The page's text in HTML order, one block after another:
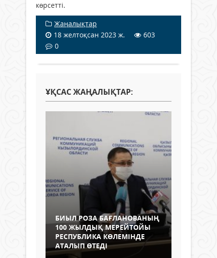
көрсетті.
Жаңалықтар
18 желтоқсан 2023 ж.
603
0
ҰҚСАС ЖАҢАЛЫҚТАР:
БИЫЛ РОЗА БАҒЛАНОВАНЫҢ
100 ЖЫЛДЫҚ МЕРЕЙТОЙЫ
РЕСПУБЛИКА КӨЛЕМІНДЕ
АТАЛЫП ӨТЕДІ